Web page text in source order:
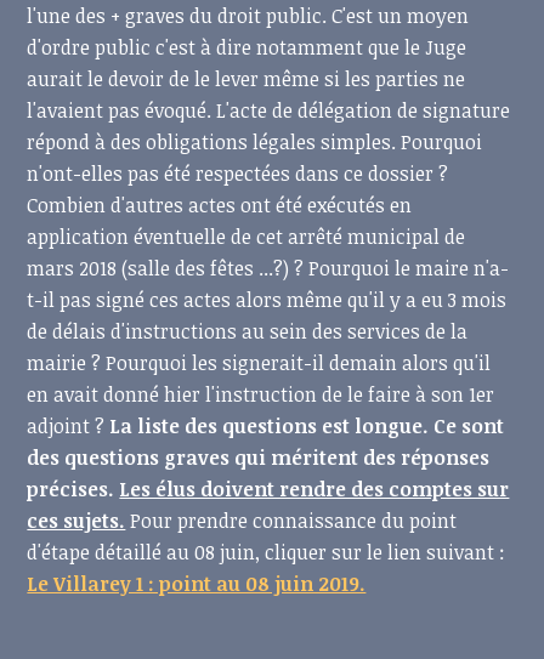
l'une des + graves du droit public. C'est un moyen
d'ordre public c'est à dire notamment que le Juge
aurait le devoir de le lever même si les parties ne
l'avaient pas évoqué. L'acte de délégation de signature
répond à des obligations légales simples. Pourquoi
n'ont-elles pas été respectées dans ce dossier ?
Combien d'autres actes ont été exécutés en
application éventuelle de cet arrêté municipal de
mars 2018 (salle des fêtes ...?) ? Pourquoi le maire n'a-
t-il pas signé ces actes alors même qu'il y a eu 3 mois
de délais d'instructions au sein des services de la
mairie ? Pourquoi les signerait-il demain alors qu'il
en avait donné hier l'instruction de le faire à son 1er
adjoint ? La liste des questions est longue. Ce sont
des questions graves qui méritent des réponses
précises. Les élus doivent rendre des comptes sur
ces sujets. Pour prendre connaissance du point
d'étape détaillé au 08 juin, cliquer sur le lien suivant :
Le Villarey 1 : point au 08 juin 2019.